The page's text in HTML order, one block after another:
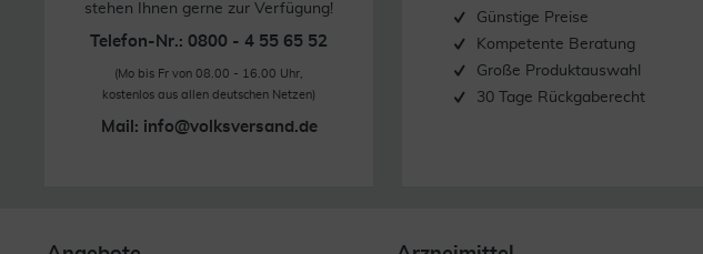
stehen Ihnen gerne zur Verfügung!
Telefon-Nr.: 0800 - 4 55 65 52
(Mo bis Fr von 08.00 - 16.00 Uhr,
kostenlos aus allen deutschen Netzen)
Mail: info@volksversand.de
Günstige Preise
Kompetente Beratung
Große Produktauswahl
30 Tage Rückgaberecht